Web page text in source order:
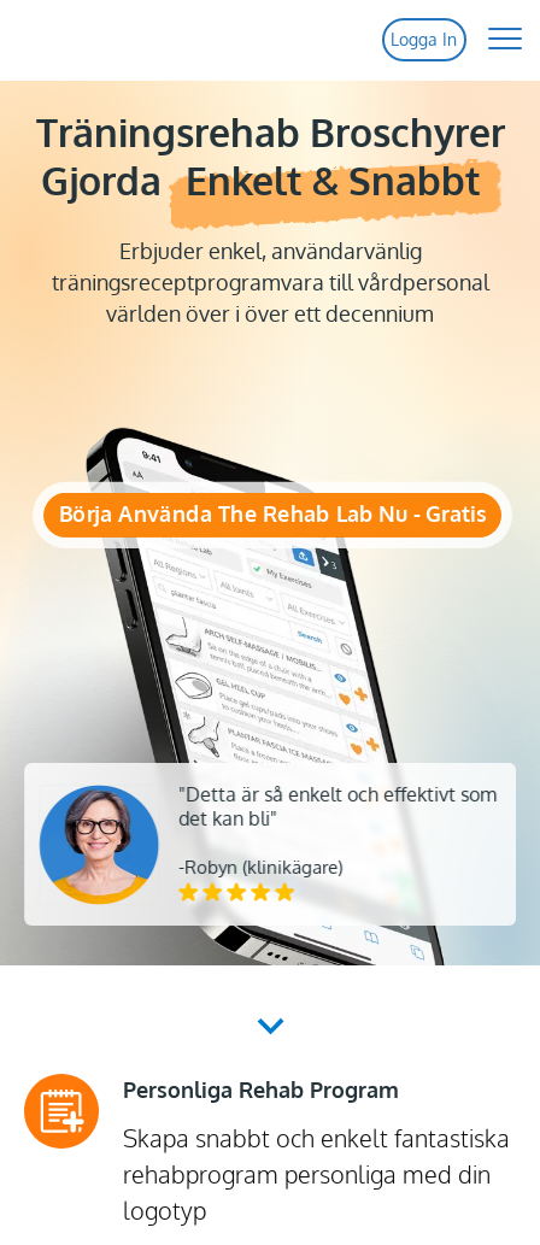
Hem
Funktioner
Priser
Hjälp
Kontakt
Logga In
Uppdateringar
Logga In
Träningsrehab Broschyrer
Gjorda Enkelt & Snabbt
Erbjuder enkel, användarvänlig
träningsreceptprogramvara till vårdpersonal
världen över i över ett decennium
Börja Använda The Rehab Lab Nu - Gratis
"Detta är så enkelt och effektivt som
det kan bli"
-Robyn (klinikägare)
Personliga Rehab Program
Skapa snabbt och enkelt fantastiska
rehabprogram personliga med din
logotyp